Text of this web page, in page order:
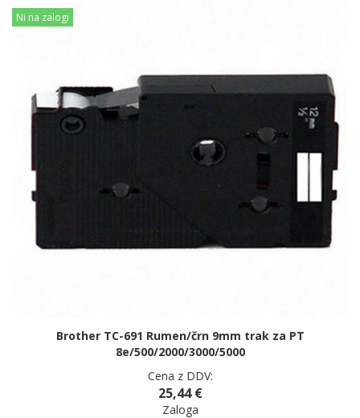
Ni na zalogi
Brother TC-691 Rumen/črn 9mm trak za PT
8e/500/2000/3000/5000
Cena z DDV:
25,44 €
Zaloga